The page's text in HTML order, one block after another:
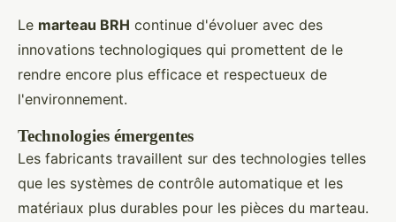
Le marteau BRH continue d'évoluer avec des
innovations technologiques qui promettent de le
rendre encore plus efficace et respectueux de
l'environnement.
Technologies émergentes
Les fabricants travaillent sur des technologies telles
que les systèmes de contrôle automatique et les
matériaux plus durables pour les pièces du marteau.